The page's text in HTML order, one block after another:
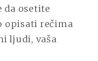
da osetite
opisati rečima
ljudi, vaša